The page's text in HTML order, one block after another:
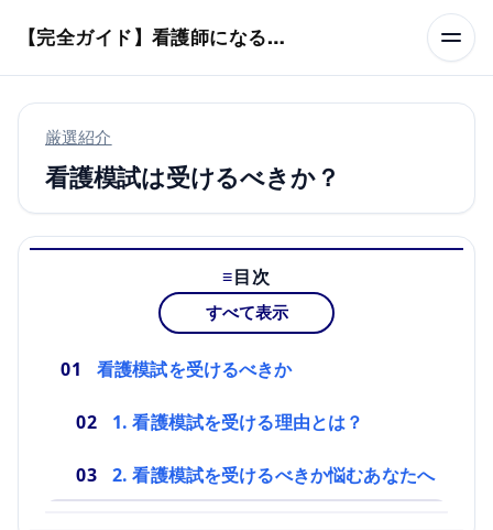
【完全ガイド】看護師になるまでのステップ＆スケジュール
厳選紹介
看護模試は受けるべきか？
目次
すべて表示
看護模試を受けるべきか
1. 看護模試を受ける理由とは？
2. 看護模試を受けるべきか悩むあなたへ